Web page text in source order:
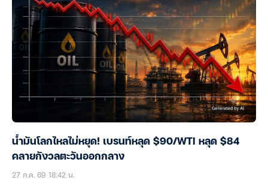
น้ำมันโลกไหลไม่หยุด! เบรนท์หลุด $90/WTI หลุด $84
คลายกังวลตะวันออกกลาง
27 ก.ค. 69 18:42 น.